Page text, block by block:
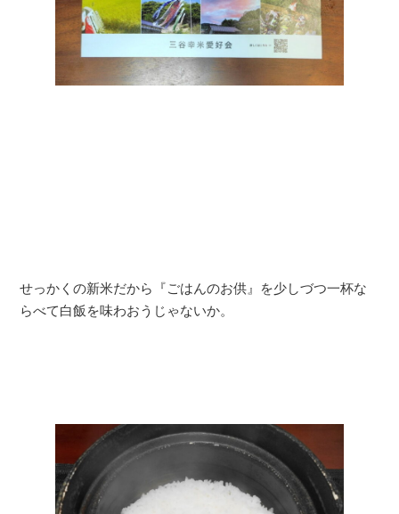
せっかくの新米だから『ごはんのお供』を少しづつ一杯な
らべて白飯を味わおうじゃないか。